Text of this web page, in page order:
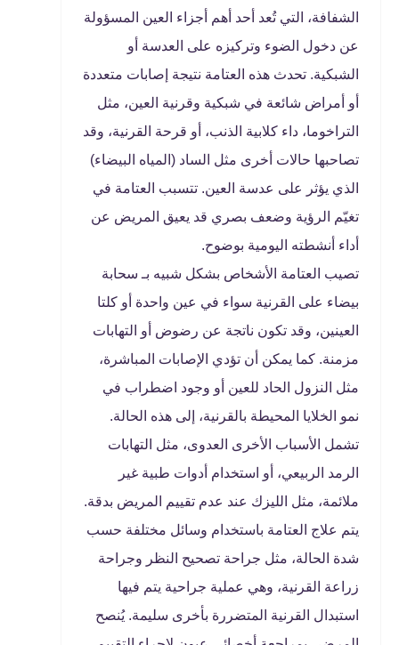
الشفافة، التي تُعد أحد أهم أجزاء العين المسؤولة
عن دخول الضوء وتركيزه على العدسة أو
الشبكية. تحدث هذه العتامة نتيجة إصابات متعددة
أو أمراض شائعة في شبكية وقرنية العين، مثل
التراخوما، داء كلابية الذنب، أو قرحة القرنية، وقد
تصاحبها حالات أخرى مثل الساد (المياه البيضاء)
الذي يؤثر على عدسة العين. تتسبب العتامة في
تغيّم الرؤية وضعف بصري قد يعيق المريض عن
أداء أنشطته اليومية بوضوح.
تصيب العتامة الأشخاص بشكل شبيه بـ سحابة
بيضاء على القرنية سواء في عين واحدة أو كلتا
العينين، وقد تكون ناتجة عن رضوض أو التهابات
مزمنة. كما يمكن أن تؤدي الإصابات المباشرة،
مثل النزول الحاد للعين أو وجود اضطراب في
نمو الخلايا المحيطة بالقرنية، إلى هذه الحالة.
تشمل الأسباب الأخرى العدوى، مثل التهابات
الرمد الربيعي، أو استخدام أدوات طبية غير
ملائمة، مثل الليزك عند عدم تقييم المريض بدقة.
يتم علاج العتامة باستخدام وسائل مختلفة حسب
شدة الحالة، مثل جراحة تصحيح النظر وجراحة
زراعة القرنية، وهي عملية جراحية يتم فيها
استبدال القرنية المتضررة بأخرى سليمة. يُنصح